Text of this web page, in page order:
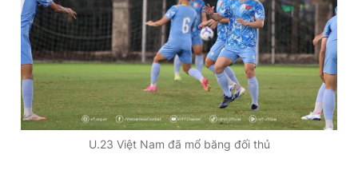
m
n
U.23 Việt Nam đã mổ băng đối thủ